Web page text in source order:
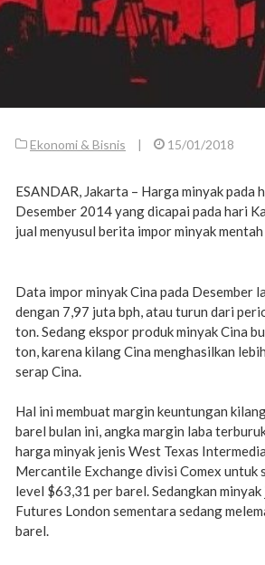
Ekonomi & Bisnis | 15/01/2018
ESANDAR, Jakarta – Harga minyak
Desember 2014 yang dicapai pada hari
jual menyusul berita impor minyak
Data impor minyak Cina pada Desember
dengan 7,97 juta bph, atau turun dari
ton. Sedang ekspor produk minyak Cina
ton, karena kilang Cina menghasilkan
serap Cina.
Hal ini membuat margin keuntungan
barel bulan ini, angka margin laba
harga minyak jenis West Texas
Mercantile Exchange divisi Comex untuk
level $63,31 per barel. Sedangkan
Futures London sementara sedang
barel.